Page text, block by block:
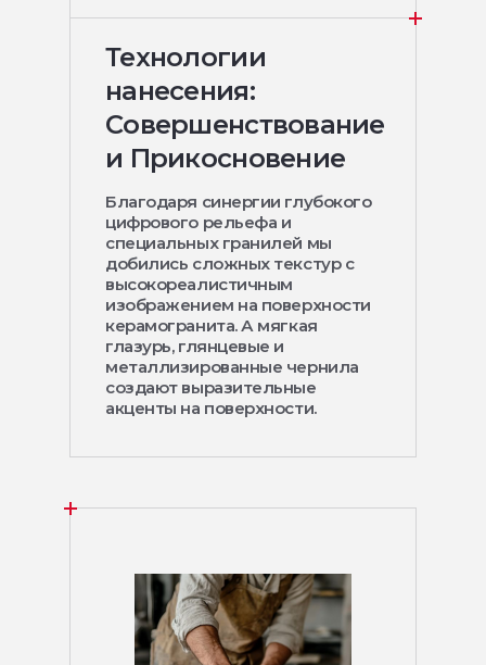
Технологии
нанесения:
Совершенствование
и Прикосновение
Благодаря синергии глубокого
цифрового рельефа и
специальных гранилей мы
добились сложных текстур с
высокореалистичным
изображением на поверхности
керамогранита. А мягкая
глазурь, глянцевые и
металлизированные чернила
создают выразительные
акценты на поверхности.